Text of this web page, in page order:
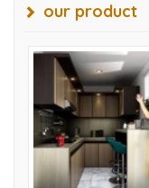
our product